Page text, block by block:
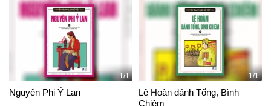
1/1
Nguyên Phi Ỷ Lan
1/1
Lê Hoàn đánh Tống, Bình
Chiêm